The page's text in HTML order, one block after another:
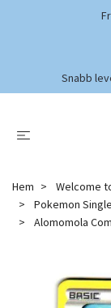
Snabb
Hem Welcome
Pokemon
Alomomola